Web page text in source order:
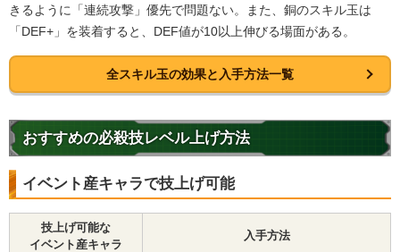
ブラパン
6.0 /10点
【発動リンク効果】
・ 気力+5
・ATK+10%
【一致するリンクスキル(4)】
無邪気
サイヤ人の血
合体戦士
限界突破
【一致するカテゴリー(
少年・少女
融合/合体戦士
きるように「連続攻撃」優先で問題ない。また、銅のスキル玉は
「DEF+」を装着すると、DEF値が10以上伸びる場面がある。
全スキル玉の効果と入手方法一覧
おすすめの必殺技レベル上げ方法
イベント産キャラで技上げ可能
技上げ可能な
イベント産キャラ
入手方法